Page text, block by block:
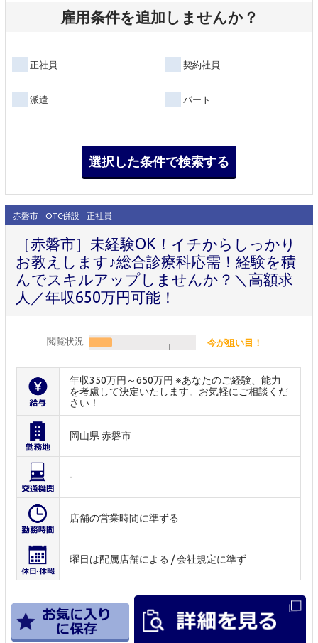
雇用条件を追加しませんか？
正社員 契約社員
派遣 パート
赤磐市 OTC併設 正社員
［赤磐市］未経験OK！イチからしっかり
お教えします♪総合診療科応需！経験を積
んでスキルアップしませんか？＼高額求
人／年収650万円可能！
閲覧状況 今が狙い目！
年収350万円～650万円 ※あなたのご経験、能力
を考慮して決定いたします。お気軽にご相談くだ
さい！
岡山県 赤磐市
-
店舗の営業時間に準ずる
曜日は配属店舗による / 会社規定に準ず